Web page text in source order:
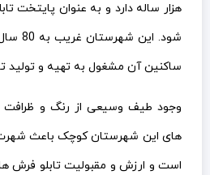
هزار ساله دارد و به عنوان پایتخت
شود.
ساکنین آن مشغول به تهیه و تولید
وجود طیف وسیعی از رنگ و ظرافت
های این شهرستان کوچک باعث
است و ارزش و مقبولیت تابلو فرش